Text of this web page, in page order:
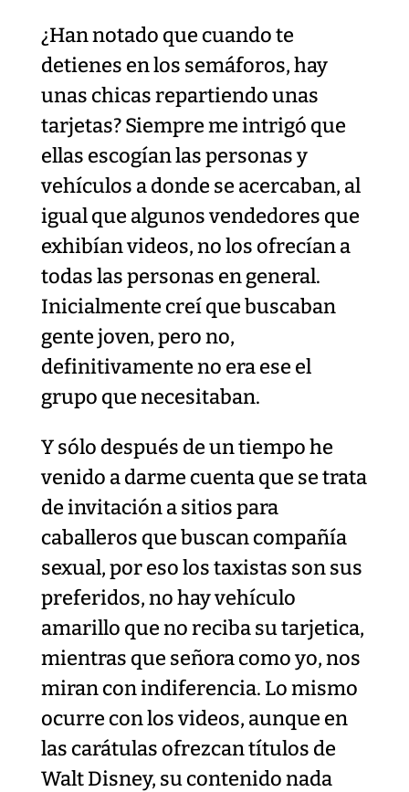
¿Han notado que cuando te
detienes en los semáforos, hay
unas chicas repartiendo unas
tarjetas? Siempre me intrigó que
ellas escogían las personas y
vehículos a donde se acercaban, al
igual que algunos vendedores que
exhibían videos, no los ofrecían a
todas las personas en general.
Inicialmente creí que buscaban
gente joven, pero no,
definitivamente no era ese el
grupo que necesitaban.
Y sólo después de un tiempo he
venido a darme cuenta que se trata
de invitación a sitios para
caballeros que buscan compañía
sexual, por eso los taxistas son sus
preferidos, no hay vehículo
amarillo que no reciba su tarjetica,
mientras que señora como yo, nos
miran con indiferencia. Lo mismo
ocurre con los videos, aunque en
las carátulas ofrezcan títulos de
Walt Disney, su contenido nada